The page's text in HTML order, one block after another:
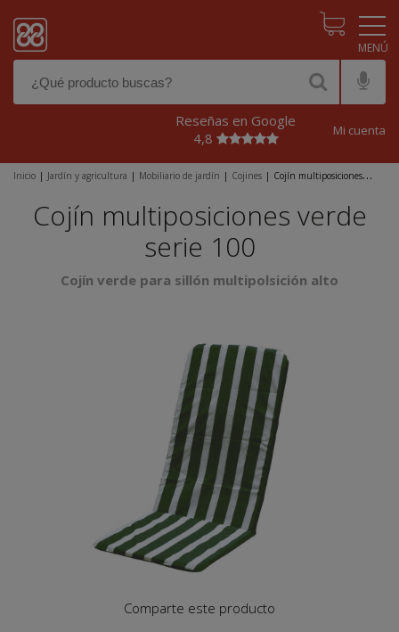
Reseñas en Google
4,8
Mi cuenta
Inicio | Jardín y agricultura | Mobiliario de jardín | Cojines | Cojín multiposiciones
Comparte este producto
Cojín multiposiciones verde
serie 100
Cojín verde para sillón multipolsición alto